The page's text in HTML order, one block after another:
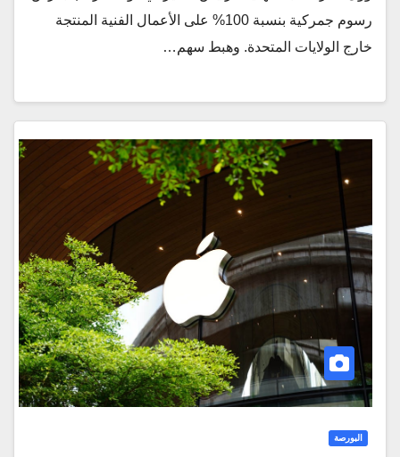
رسوم جمركية بنسبة 100% على الأعمال الفنية المنتجة
خارج الولايات المتحدة. وهبط سهم…
البورصة